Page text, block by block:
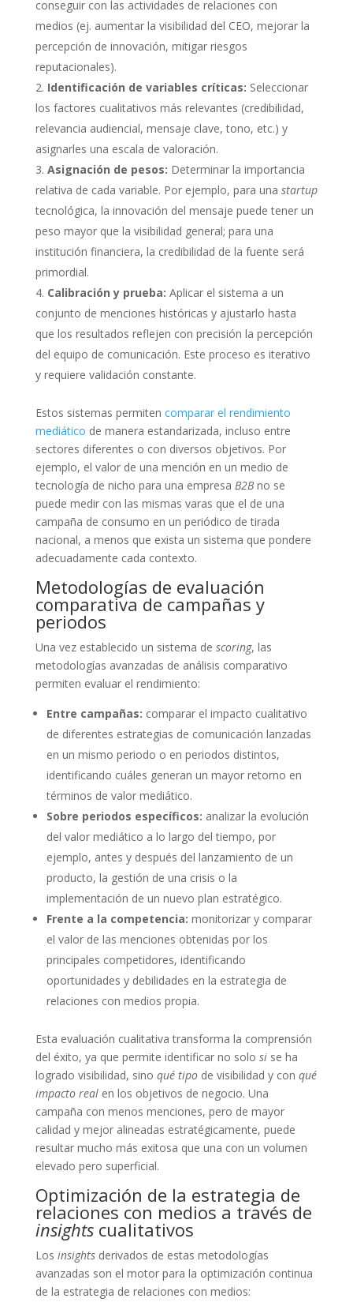
conseguir con las actividades de relaciones con
medios (ej. aumentar la visibilidad del CEO, mejorar la
percepción de innovación, mitigar riesgos
reputacionales).
Identificación de variables críticas: Seleccionar
los factores cualitativos más relevantes (credibilidad,
relevancia audiencial, mensaje clave, tono, etc.) y
asignarles una escala de valoración.
Asignación de pesos: Determinar la importancia
relativa de cada variable. Por ejemplo, para una startup
tecnológica, la innovación del mensaje puede tener un
peso mayor que la visibilidad general; para una
institución financiera, la credibilidad de la fuente será
primordial.
Calibración y prueba: Aplicar el sistema a un
conjunto de menciones históricas y ajustarlo hasta
que los resultados reflejen con precisión la percepción
del equipo de comunicación. Este proceso es iterativo
y requiere validación constante.
Estos sistemas permiten comparar el rendimiento
mediático de manera estandarizada, incluso entre
sectores diferentes o con diversos objetivos. Por
ejemplo, el valor de una mención en un medio de
tecnología de nicho para una empresa B2Bno se
puede medir con las mismas varas que el de una
campaña de consumo en un periódico de tirada
nacional, a menos que exista un sistema que pondere
adecuadamente cada contexto.
Metodologías de evaluación
comparativa de campañas y
periodos
Una vez establecido un sistema de scoring, las
metodologías avanzadas de análisis comparativo
permiten evaluar el rendimiento:
Entre campañas: comparar el impacto cualitativo
de diferentes estrategias de comunicación lanzadas
en un mismo periodo o en periodos distintos,
identificando cuáles generan un mayor retorno en
términos de valor mediático.
Sobre periodos específicos: analizar la evolución
del valor mediático a lo largo del tiempo, por
ejemplo, antes y después del lanzamiento de un
producto, la gestión de una crisis o la
implementación de un nuevo plan estratégico.
Frente a la competencia: monitorizar y comparar
el valor de las menciones obtenidas por los
principales competidores, identificando
oportunidades y debilidades en la estrategia de
relaciones con medios propia.
Esta evaluación cualitativa transforma la comprensión
del éxito, ya que permite identificar no solo sise ha
logrado visibilidad, sino qué tipode visibilidad y con qué
impacto realen los objetivos de negocio. Una
campaña con menos menciones, pero de mayor
calidad y mejor alineadas estratégicamente, puede
resultar mucho más exitosa que una con un volumen
elevado pero superficial.
Optimización de la estrategia de
relaciones con medios a través de
insightscualitativos
Los insightsderivados de estas metodologías
avanzadas son el motor para la optimización continua
de la estrategia de relaciones con medios: